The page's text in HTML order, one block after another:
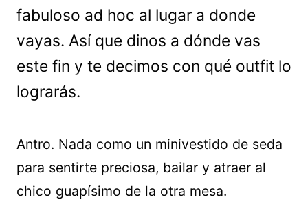
fabuloso ad hoc al lugar a donde
vayas. Así que dinos a dónde vas
este fin y te decimos con qué outfit lo
lograrás.
Antro. Nada como un minivestido de seda
para sentirte preciosa, bailar y atraer al
chico guapísimo de la otra mesa.